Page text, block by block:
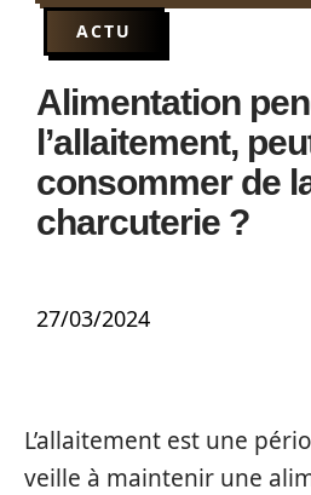
ACTU
Alimentation
l’allaitement,
consommer de
charcuterie ?
27/03/2024
L’allaitement est une
veille à maintenir une